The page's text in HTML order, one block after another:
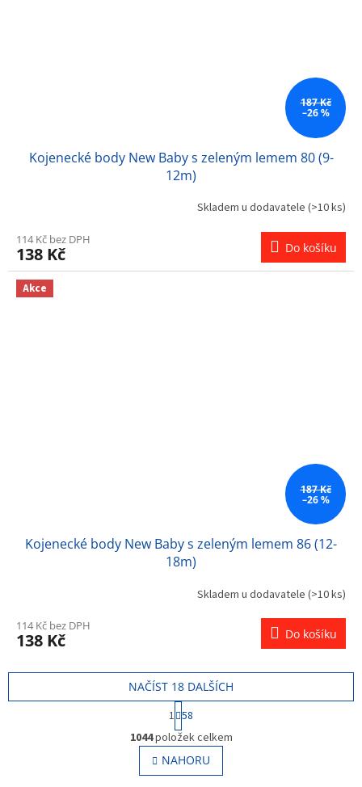
187 Kč
–26 %
Kojenecké body New Baby s zeleným lemem 80 (9-
12m)
Skladem u dodavatele (>10 ks)
114 Kč bez DPH
138 Kč Do košíku
Akce
187 Kč
–26 %
Kojenecké body New Baby s zeleným lemem 86 (12-
18m)
Skladem u dodavatele (>10 ks)
114 Kč bez DPH
138 Kč Do košíku
O
v
l
á
NAČÍST 18 DALŠÍCH
S
t
r
á
n
k
1 58
1044položek celkem
NAHORU